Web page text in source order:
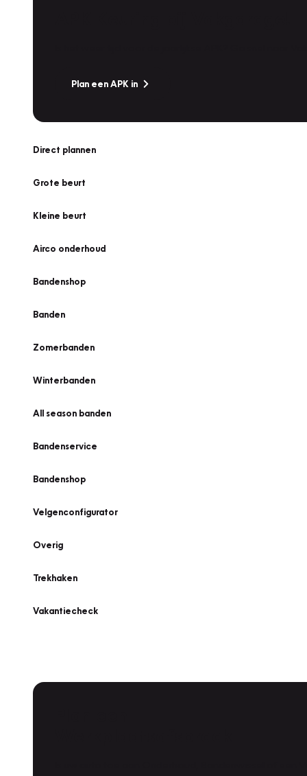
Plan een APK in
Direct plannen
Grote beurt
Kleine beurt
Airco onderhoud
Bandenshop
Banden
Zomerbanden
Winterbanden
All season banden
Bandenservice
Bandenshop
Velgenconfigurator
Overig
Trekhaken
Vakantiecheck